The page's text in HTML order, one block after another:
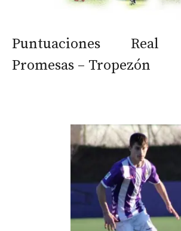
Puntuaciones Real
Promesas – Tropezón